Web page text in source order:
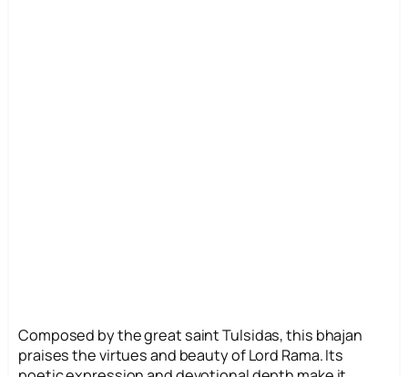
Composed by the great saint Tulsidas, this bhajan
praises the virtues and beauty of Lord Rama. Its